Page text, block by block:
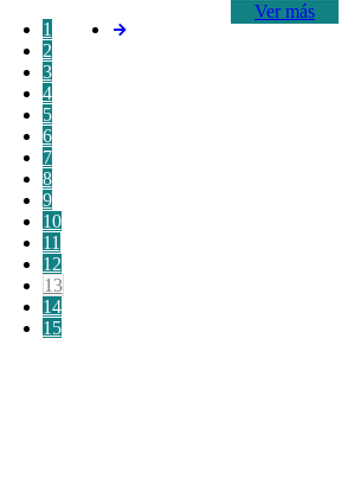
Ver más
1
2
3
4
5
6
7
8
9
10
11
12
13
14
15